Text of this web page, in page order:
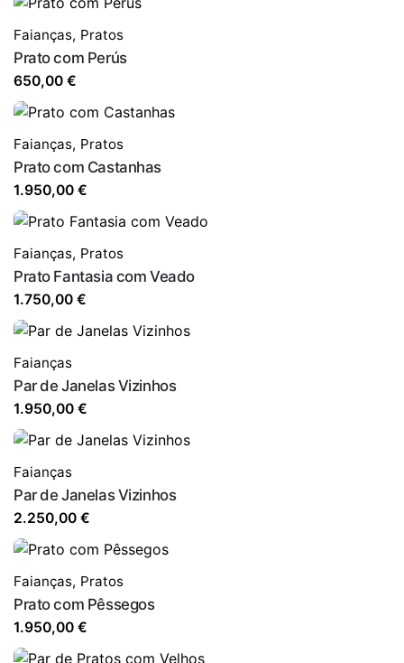
Faianças, Pratos
Prato com Perús
650,00 €
Faianças, Pratos
Prato com Castanhas
1.950,00 €
Faianças, Pratos
Prato Fantasia com Veado
1.750,00 €
Faianças
Par de Janelas Vizinhos
1.950,00 €
Faianças
Par de Janelas Vizinhos
2.250,00 €
Faianças, Pratos
Prato com Pêssegos
1.950,00 €